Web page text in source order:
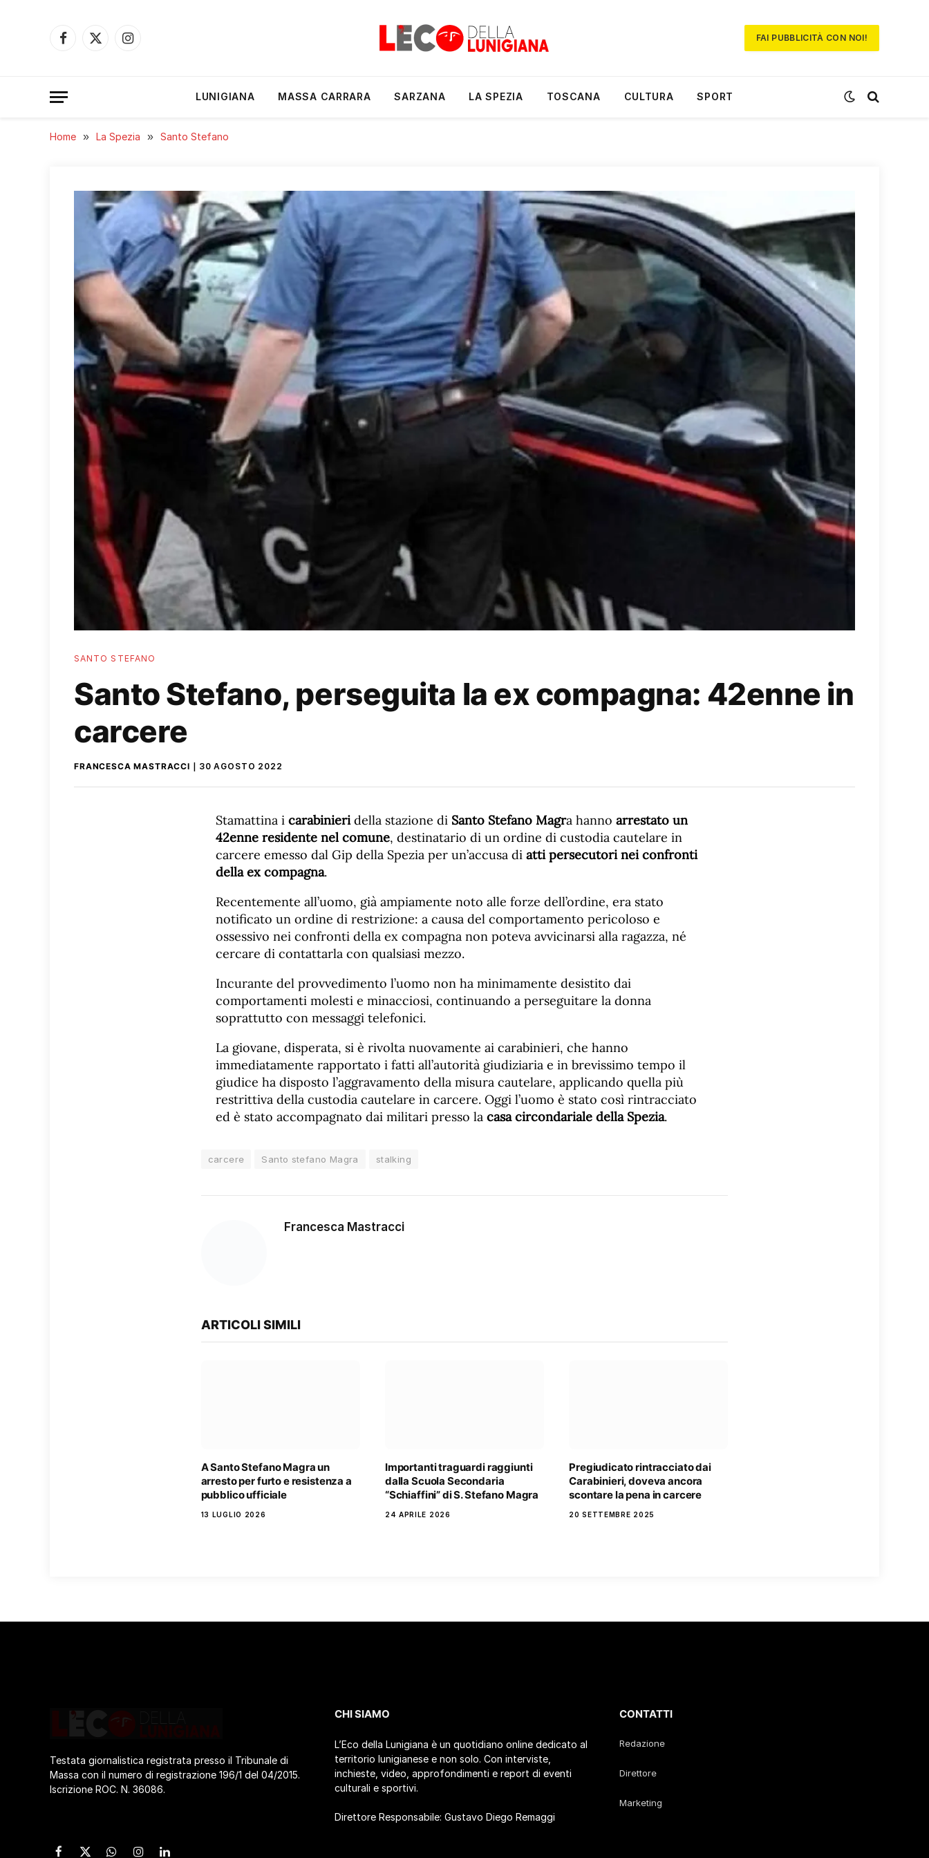
Facebook
X
Instagram
FAI PUBBLICITÀ CON NOI!
LUNIGIANA MASSA CARRARA SARZANA LA SPEZIA TOSCANA CULTURA SPORT
Home » La Spezia » Santo Stefano
SANTO STEFANO
Santo Stefano, perseguita la ex compagna: 42enne in
carcere
FRANCESCA MASTRACCI 30 AGOSTO 2022
Stamattina i carabinieridella stazione di Santo Stefano Magra hanno arrestato un
42enne residente nel comune, destinatario di un ordine di custodia cautelare in
carcere emesso dal Gip della Spezia per un’accusa di atti persecutori nei confronti
della ex compagna.
Recentemente all’uomo, già ampiamente noto alle forze dell’ordine, era stato
notificato un ordine di restrizione: a causa del comportamento pericoloso e
ossessivo nei confronti della ex compagna non poteva avvicinarsi alla ragazza, né
cercare di contattarla con qualsiasi mezzo.
Incurante del provvedimento l’uomo non ha minimamente desistito dai
comportamenti molesti e minacciosi, continuando a perseguitare la donna
soprattutto con messaggi telefonici.
La giovane, disperata, si è rivolta nuovamente ai carabinieri, che hanno
immediatamente rapportato i fatti all’autorità giudiziaria e in brevissimo tempo il
giudice ha disposto l’aggravamento della misura cautelare, applicando quella più
restrittiva della custodia cautelare in carcere. Oggi l’uomo è stato così rintracciato
ed è stato accompagnato dai militari presso la casa circondariale della Spezia.
carcere Santo stefano Magra stalking
Francesca Mastracci
ARTICOLI SIMILI
A Santo Stefano Magra un
arresto per furto e resistenza a
pubblico ufficiale
13 LUGLIO 2026
Importanti traguardi raggiunti
dalla Scuola Secondaria
“Schiaffini” di S. Stefano Magra
24 APRILE 2026
Pregiudicato rintracciato dai
Carabinieri, doveva ancora
scontare la pena in carcere
20 SETTEMBRE 2025
Testata giornalistica registrata presso il Tribunale di
Massa con il numero di registrazione 196/1 del 04/2015.
Iscrizione ROC. N. 36086.
CHI SIAMO
L’Eco della Lunigiana è un quotidiano online dedicato al
territorio lunigianese e non solo. Con interviste,
inchieste, video, approfondimenti e report di eventi
culturali e sportivi.
Direttore Responsabile: Gustavo Diego Remaggi
CONTATTI
Redazione
Direttore
Marketing